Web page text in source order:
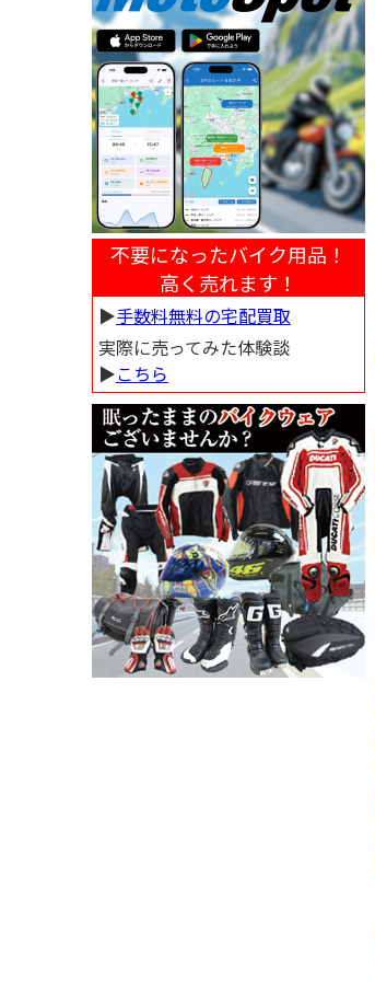
不要になったバイク用品！
高く売れます！
▶︎手数料無料の宅配買取
実際に売ってみた体験談
▶︎こちら